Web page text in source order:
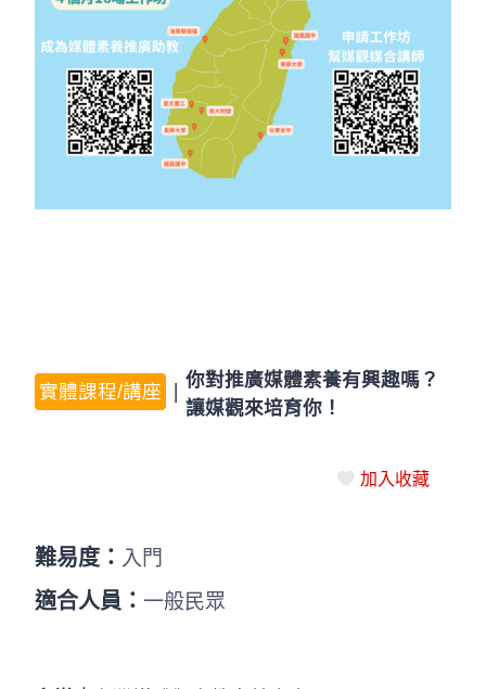
實體課程/講座
你對推廣媒體素養有興趣嗎？
讓媒觀來培育你！
加入收藏
難易度： 入門
適合人員： 一般民眾